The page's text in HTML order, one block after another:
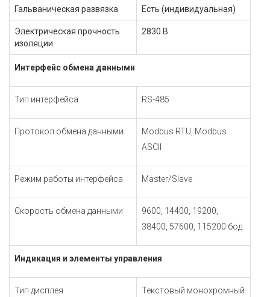
Гальваническая развязка Есть (индивидуальная)
Электрическая прочность
изоляции
2830 В
Интерфейс обмена данными
Тип интерфейса RS-485
Протокол обмена данными
Modbus RTU, Modbus
ASCII
Режим работы интерфейса Master/Slave
Скорость обмена данными
9600, 14400, 19200,
38400, 57600, 115200 бод
Индикация и элементы управления
Тип дисплея
Текстовый монохромный